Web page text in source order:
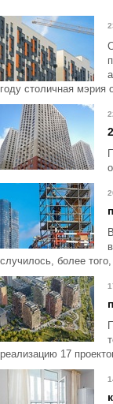
году столичная мэрия
случилось, более
реализацию 17